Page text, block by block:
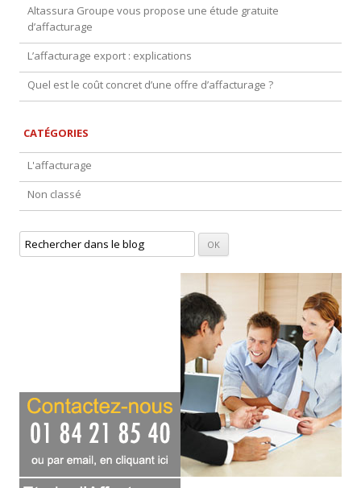
Altassura Groupe vous propose une étude gratuite
d’affacturage
L’affacturage export : explications
Quel est le coût concret d’une offre d’affacturage ?
CATÉGORIES
L'affacturage
Non classé